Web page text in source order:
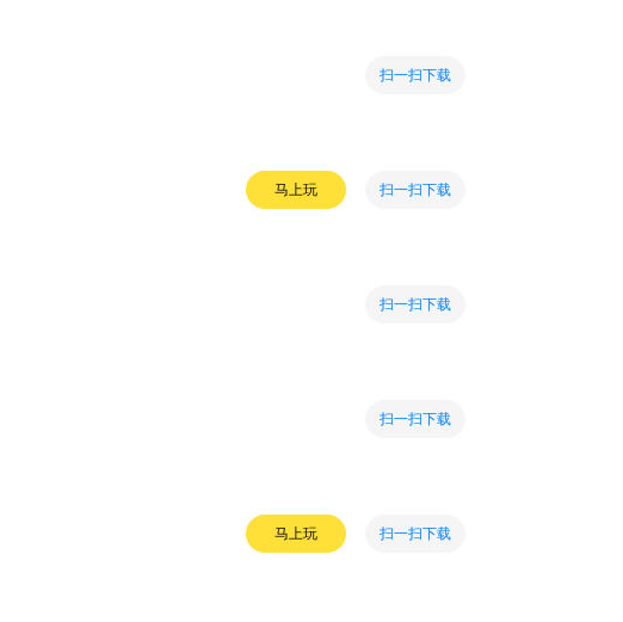
扫一扫下载
马上玩 扫一扫下载
扫一扫下载
扫一扫下载
马上玩 扫一扫下载